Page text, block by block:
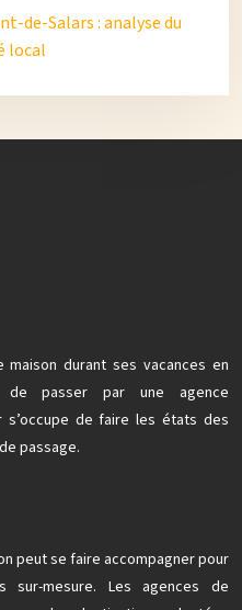
de-Salars : analyse du
local
durant ses vacances en
de passer par une agence
s’occupe de faire les états des
passage.
peut se faire accompagner pour
sur-mesure. Les agences de